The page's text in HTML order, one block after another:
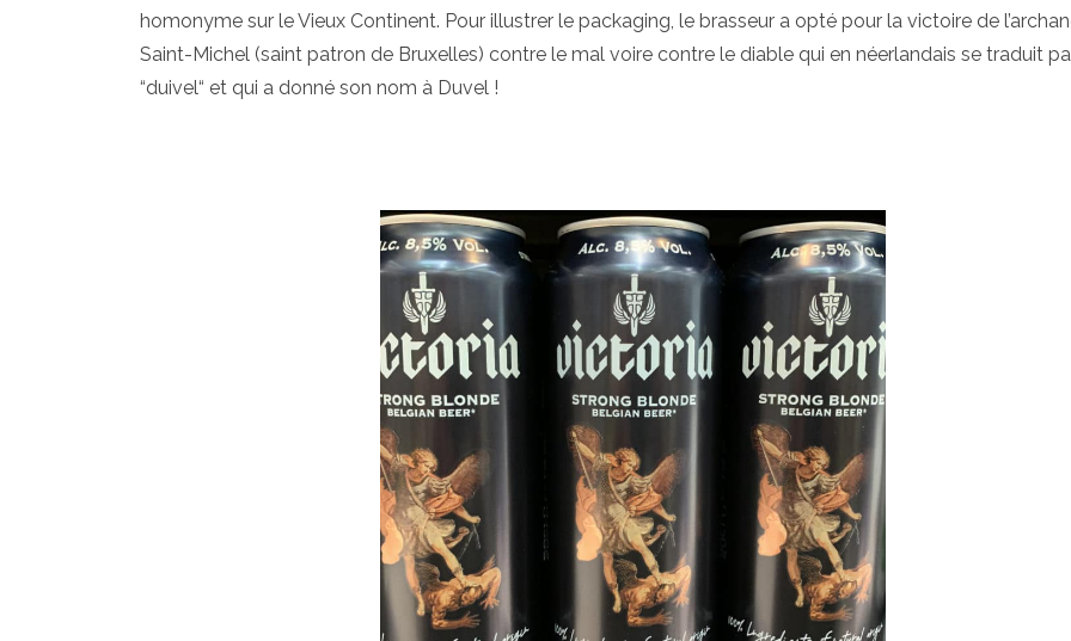
homonyme sur le Vieux Continent. Pour illustrer le packaging, le brasseur a opté pour la victoire de
Saint-Michel (saint patron de Bruxelles) contre le mal voire contre le diable qui en néerlandais se traduit
“duivel“ et qui a donné son nom à Duvel !